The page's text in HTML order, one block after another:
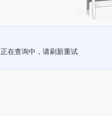
正在查询中，请刷新重试